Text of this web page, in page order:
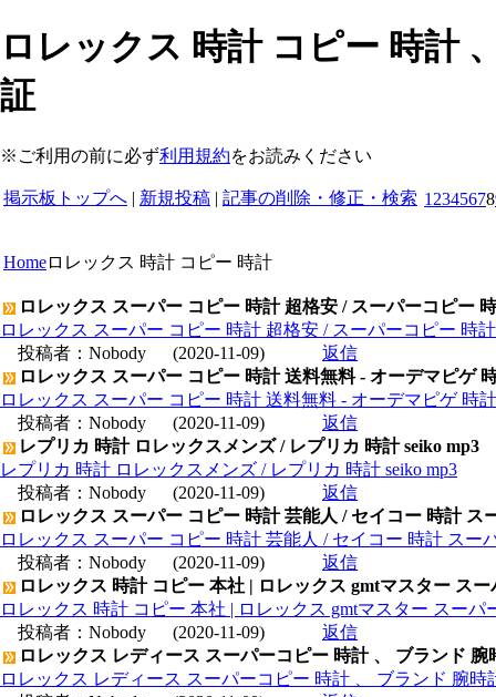
ロレックス 時計 コピー 時計
証
※ご利用の前に必ず利用規約をお読みください
掲示板トップへ | 新規投稿 | 記事の削除・修正・検索 1 2345678
Homeロレックス 時計 コピー 時計
ロレックス スーパー コピー 時計 超格安 / スーパーコピー
ロレックス スーパー コピー 時計 超格安 / スーパーコピー 時
投稿者： Nobody (2020-11-09)
返信
ロレックス スーパー コピー 時計 送料無料 - オーデマピゲ
ロレックス スーパー コピー 時計 送料無料 - オーデマピゲ 時
投稿者： Nobody (2020-11-09)
返信
レプリカ 時計 ロレックスメンズ / レプリカ 時計 seiko mp3
レプリカ 時計 ロレックスメンズ / レプリカ 時計 seiko mp3
投稿者： Nobody (2020-11-09)
返信
ロレックス スーパー コピー 時計 芸能人 / セイコー 時計 ス
ロレックス スーパー コピー 時計 芸能人 / セイコー 時計 スー
投稿者： Nobody (2020-11-09)
返信
ロレックス 時計 コピー 本社 | ロレックス gmtマスター ス
ロレックス 時計 コピー 本社 | ロレックス gmtマスター スーパ
投稿者： Nobody (2020-11-09)
返信
ロレックス レディース スーパーコピー 時計 、 ブランド
ロレックス レディース スーパーコピー 時計 、 ブランド 腕時